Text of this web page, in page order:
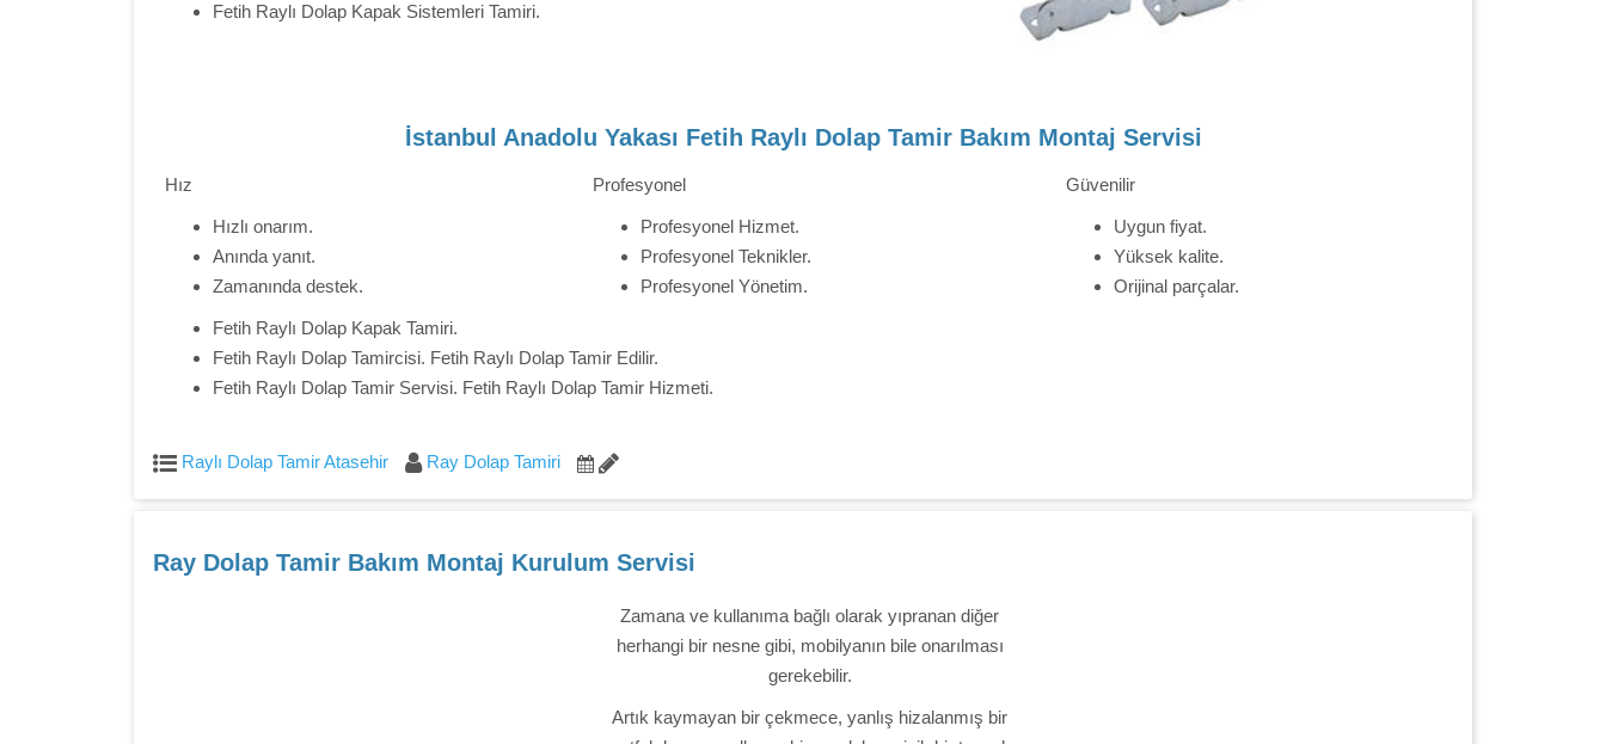
Fetih Raylı Dolap Kapak Sistemleri Tamiri.
İstanbul Anadolu Yakası Fetih Raylı Dolap Tamir Bakım Montaj Servisi
Hız
Hızlı onarım.
Anında yanıt.
Zamanında destek.
Profesyonel
Profesyonel Hizmet.
Profesyonel Teknikler.
Profesyonel Yönetim.
Güvenilir
Uygun fiyat.
Yüksek kalite.
Orijinal parçalar.
Fetih Raylı Dolap Kapak Tamiri.
Fetih Raylı Dolap Tamircisi. Fetih Raylı Dolap Tamir Edilir.
Fetih Raylı Dolap Tamir Servisi. Fetih Raylı Dolap Tamir Hizmeti.
Raylı Dolap Tamir Atasehir Ray Dolap Tamiri
Ray Dolap Tamir Bakım Montaj Kurulum Servisi
Zamana ve kullanıma bağlı olarak yıpranan diğer
herhangi bir nesne gibi, mobilyanın bile onarılması
gerekebilir.
Artık kaymayan bir çekmece, yanlış hizalanmış bir